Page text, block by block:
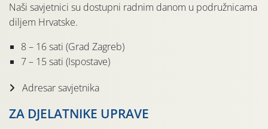
Naši savjetnici su dostupni radnim danom u podružnicama
diljem Hrvatske.
8 – 16 sati (Grad Zagreb)
7 – 15 sati (Ispostave)
Adresar savjetnika
ZA DJELATNIKE UPRAVE